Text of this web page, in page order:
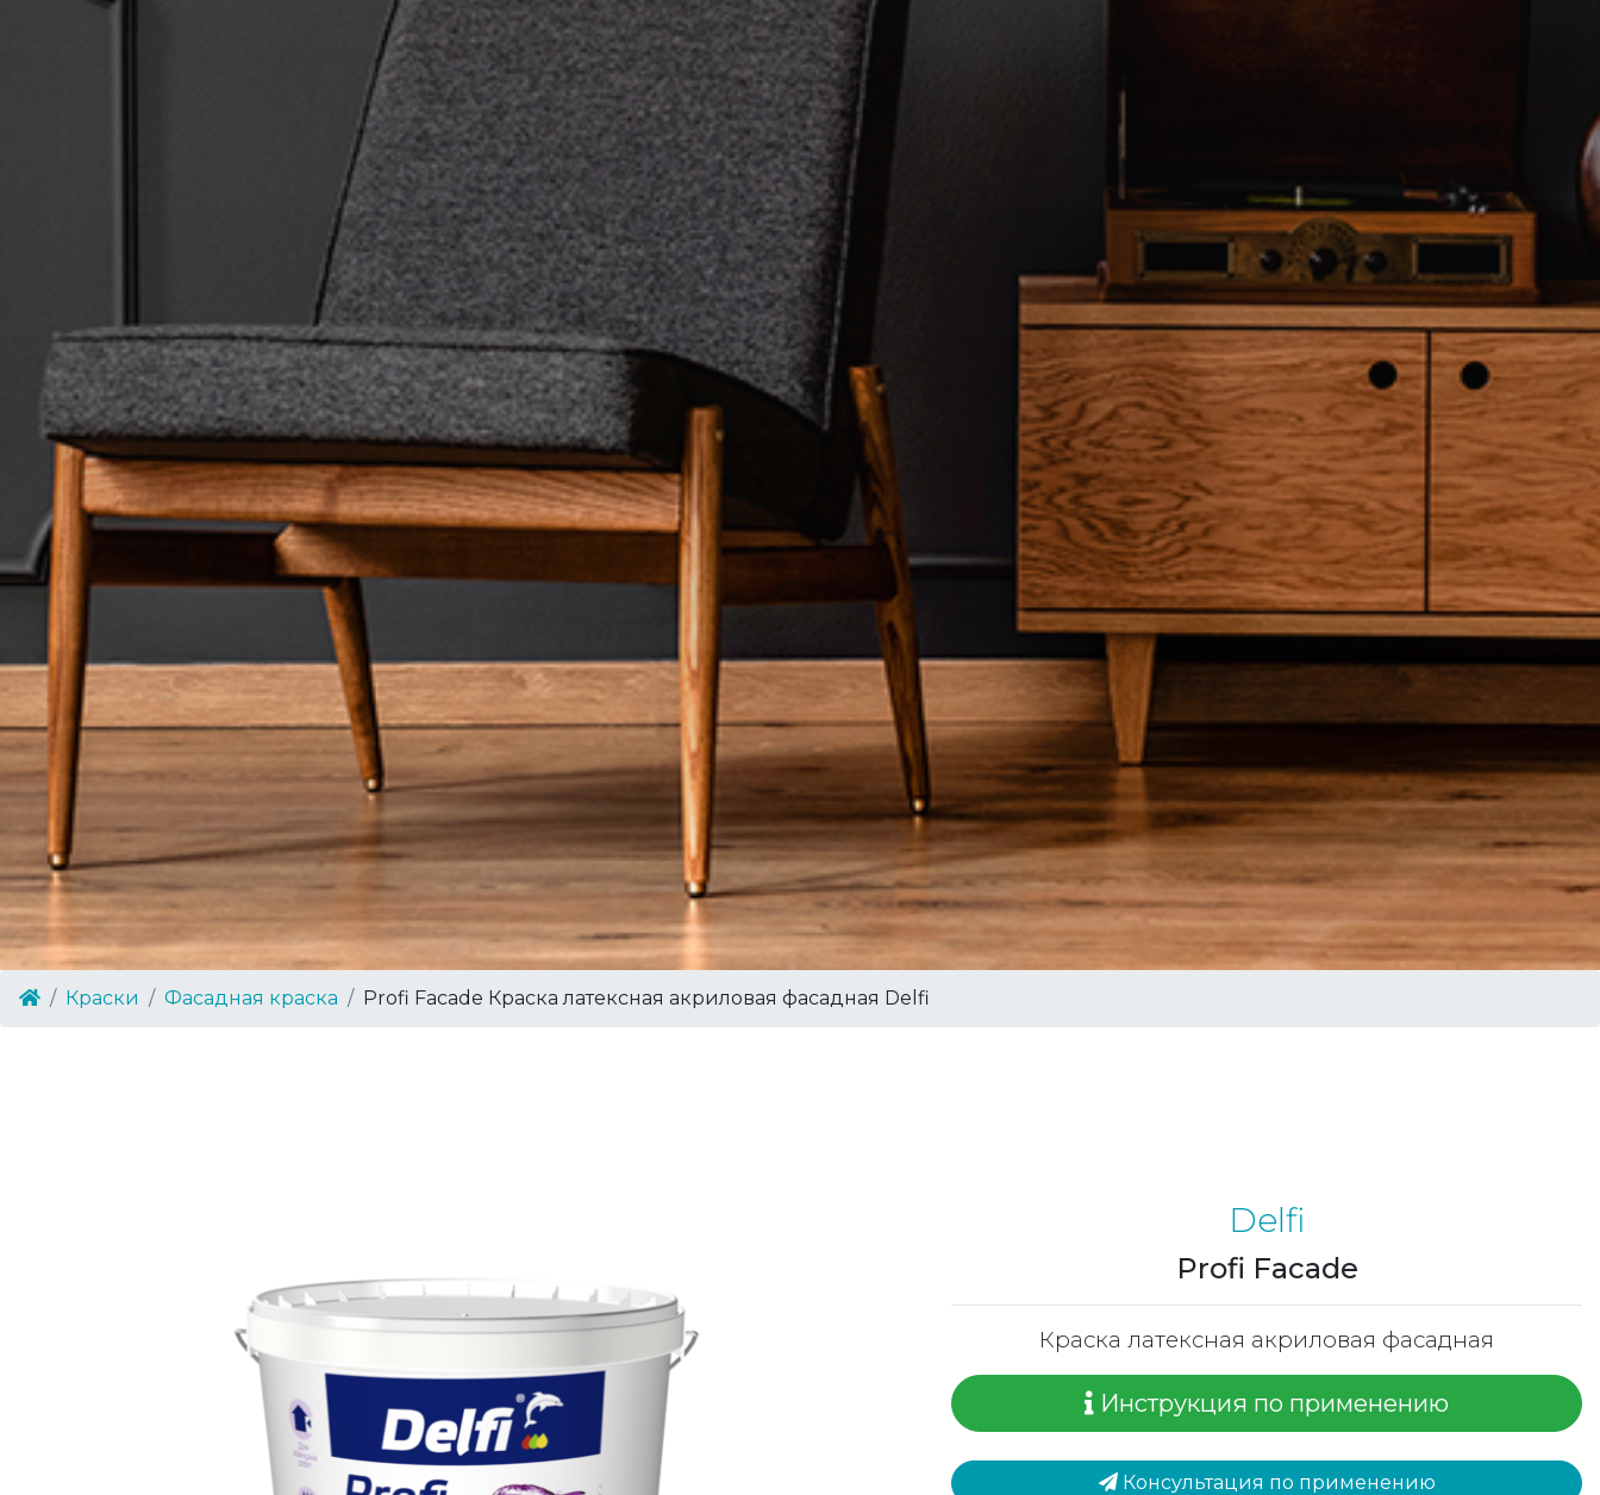
Краски Фасадная краска Profi Facade Краска латексная акриловая фасадная Delfi
Delfi
Profi Facade
Краска латексная акриловая фасадная
Инструкция по применению
Консультация по применению